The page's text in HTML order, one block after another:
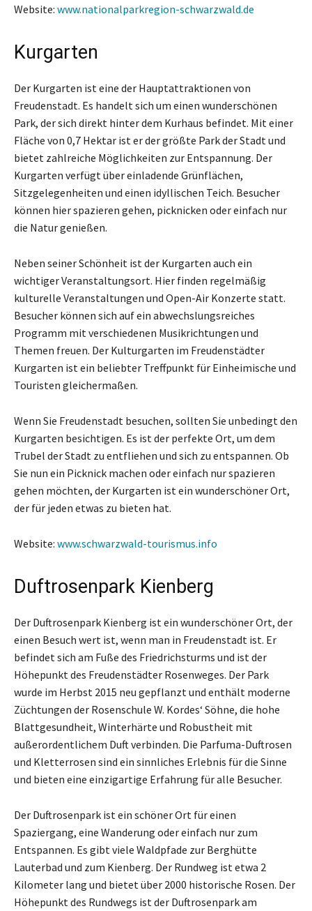
Website: www.nationalparkregion-schwarzwald.de
Kurgarten
Der Kurgarten ist eine der Hauptattraktionen von
Freudenstadt. Es handelt sich um einen wunderschönen
Park, der sich direkt hinter dem Kurhaus befindet. Mit einer
Fläche von 0,7 Hektar ist er der größte Park der Stadt und
bietet zahlreiche Möglichkeiten zur Entspannung. Der
Kurgarten verfügt über einladende Grünflächen,
Sitzgelegenheiten und einen idyllischen Teich. Besucher
können hier spazieren gehen, picknicken oder einfach nur
die Natur genießen.
Neben seiner Schönheit ist der Kurgarten auch ein
wichtiger Veranstaltungsort. Hier finden regelmäßig
kulturelle Veranstaltungen und Open-Air Konzerte statt.
Besucher können sich auf ein abwechslungsreiches
Programm mit verschiedenen Musikrichtungen und
Themen freuen. Der Kulturgarten im Freudenstädter
Kurgarten ist ein beliebter Treffpunkt für Einheimische und
Touristen gleichermaßen.
Wenn Sie Freudenstadt besuchen, sollten Sie unbedingt den
Kurgarten besichtigen. Es ist der perfekte Ort, um dem
Trubel der Stadt zu entfliehen und sich zu entspannen. Ob
Sie nun ein Picknick machen oder einfach nur spazieren
gehen möchten, der Kurgarten ist ein wunderschöner Ort,
der für jeden etwas zu bieten hat.
Website: www.schwarzwald-tourismus.info
Duftrosenpark Kienberg
Der Duftrosenpark Kienberg ist ein wunderschöner Ort, der
einen Besuch wert ist, wenn man in Freudenstadt ist. Er
befindet sich am Fuße des Friedrichsturms und ist der
Höhepunkt des Freudenstädter Rosenweges. Der Park
wurde im Herbst 2015 neu gepflanzt und enthält moderne
Züchtungen der Rosenschule W. Kordes‘ Söhne, die hohe
Blattgesundheit, Winterhärte und Robustheit mit
außerordentlichem Duft verbinden. Die Parfuma-Duftrosen
und Kletterrosen sind ein sinnliches Erlebnis für die Sinne
und bieten eine einzigartige Erfahrung für alle Besucher.
Der Duftrosenpark ist ein schöner Ort für einen
Spaziergang, eine Wanderung oder einfach nur zum
Entspannen. Es gibt viele Waldpfade zur Berghütte
Lauterbad und zum Kienberg. Der Rundweg ist etwa 2
Kilometer lang und bietet über 2000 historische Rosen. Der
Höhepunkt des Rundwegs ist der Duftrosenpark am